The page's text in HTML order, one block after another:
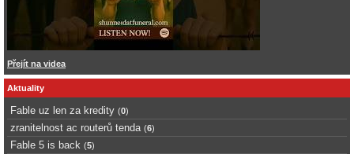
Přejít na videa
Aktuality
Fable uz len za kredity (0)
zranitelnost ac routerů tenda (6)
Fable 5 is back (5)